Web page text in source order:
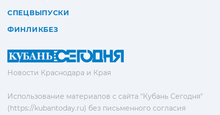
Новости Краснодара и Края
Использование материалов с сайта "Кубань Сегодня"
(https://kubantoday.ru) без письменного согласия
СПЕЦВЫПУСКИ
ФИНЛИКБЕЗ